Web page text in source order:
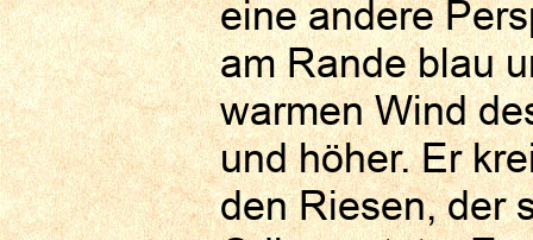
eine andere
am Rande blau
warmen Wind
und höher. Er
den Riesen, der